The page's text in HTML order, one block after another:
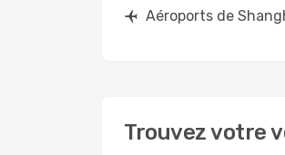
Aéroports de
Trouvez votre